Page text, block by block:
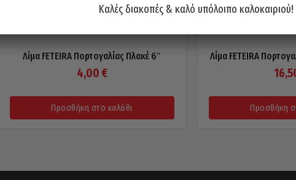
Λίμα FETEIRA Πορτογαλίας Πλακέ 6″
4,00 €
Προσθήκη στο καλάθι
Λίμα FETEIRA
Προσθήκη
Καλές διακοπές & καλό υπόλοιπο καλοκαιριού!